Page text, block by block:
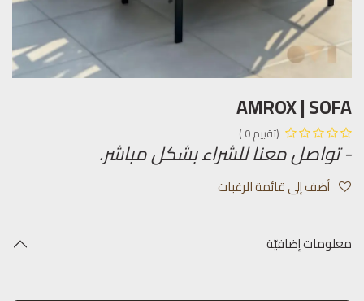
AMROX | SOFA
(تقييم 0 )
- تواصل معنا للشراء بشكل مباشر.
أضف إلى قائمة الرغبات
معلومات إضافيّة